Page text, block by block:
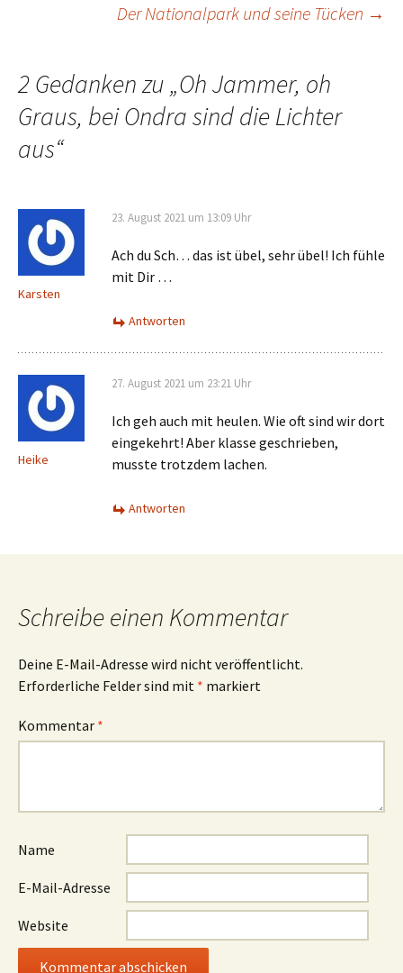
Der Nationalpark und seine Tücken →
2 Gedanken zu „Oh Jammer, oh
Graus, bei Ondra sind die Lichter
aus“
Karsten
23. August 2021 um 13:09 Uhr
Ach du Sch… das ist übel, sehr übel! Ich fühle
mit Dir …
Antworten
Heike
27. August 2021 um 23:21 Uhr
Ich geh auch mit heulen. Wie oft sind wir dort
eingekehrt! Aber klasse geschrieben,
musste trotzdem lachen.
Antworten
Schreibe einen Kommentar
Deine E-Mail-Adresse wird nicht veröffentlicht.
Erforderliche Felder sind mit * markiert
Kommentar *
Name
E-Mail-Adresse
Website